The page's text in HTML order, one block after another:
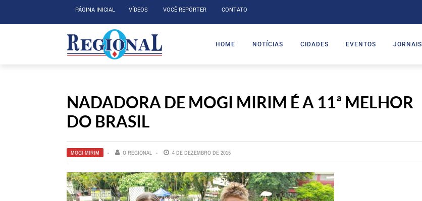
PÁGINA INICIAL VÍDEOS VOCÊ REPÓRTER CONTATO
HOME NOTÍCIAS CIDADES EVENTOS JORNAIS
NADADORA DE MOGI MIRIM É A 11ª MELHOR
DO BRASIL
MOGI MIRIM O REGIONAL 4 DE DEZEMBRO DE 2015